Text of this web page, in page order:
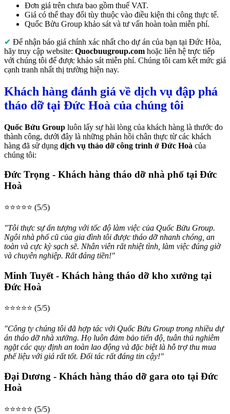
Đơn giá trên chưa bao gồm thuế VAT.
Giá có thể thay đổi tùy thuộc vào điều kiện thi công thực tế.
Quốc Bửu Group khảo sát và tư vấn hoàn toàn miễn phí.
✔ Để nhận báo giá chính xác nhất cho dự án của bạn tại Đức Hòa,
hãy truy cập website: Quocbuugroup.com hoặc liên hệ trực tiếp
với chúng tôi để được khảo sát miễn phí. Chúng tôi cam kết mức giá
cạnh tranh nhất thị trường hiện nay.
Khách hàng đánh giá về dịch vụ đập phá
tháo dỡ tại Đức Hoà của chúng tôi
Quốc Bửu Group luôn lấy sự hài lòng của khách hàng là thước đo
thành công, dưới đây là những phản hồi chân thực từ các khách
hàng đã sử dụng dịch vụ tháo dỡ công trình ở Đức Hoà của
chúng tôi:
Đức Trọng - Khách hàng tháo dỡ nhà phố tại Đức
Hoà
⭐⭐⭐⭐⭐ (5/5)
"Tôi thực sự ấn tượng với tốc độ làm việc của Quốc Bửu Group.
Ngôi nhà phố cũ của gia đình tôi được tháo dỡ nhanh chóng, an
toàn và cực kỳ sạch sẽ. Nhân viên rất nhiệt tình, làm việc đúng giờ
và chuyên nghiệp. Rất đáng tiền!"
Minh Tuyết - Khách hàng tháo dỡ kho xưởng tại
Đức Hoà
⭐⭐⭐⭐⭐ (5/5)
"Công ty chúng tôi đã hợp tác với Quốc Bửu Group trong nhiều dự
án tháo dỡ nhà xưởng. Họ luôn đảm bảo tiến độ, tuân thủ nghiêm
ngặt các quy định an toàn lao động và đặc biệt là hỗ trợ thu mua
phế liệu với giá rất tốt. Đối tác rất đáng tin cậy!"
Đại Dương - Khách hàng tháo dỡ gara oto tại Đức
Hoà
⭐⭐⭐⭐⭐ (5/5)